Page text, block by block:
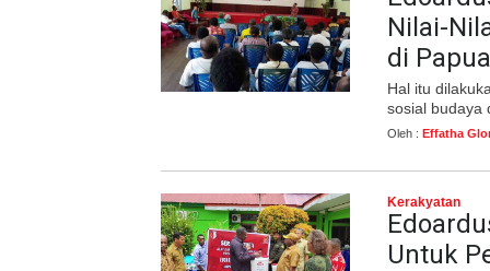
Nilai-
di
Hal itu
sosial budaya
Oleh : Effatha
Kerakyatan
Untuk